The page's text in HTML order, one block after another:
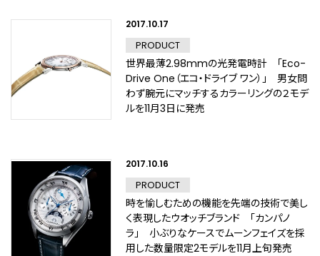
2017.10.17
PRODUCT
世界最薄2.98mmの光発電時計 「Eco-
Drive One（エコ・ドライブ ワン）」 男女問
わず腕元にマッチするカラーリングの２モデ
ルを11月3日に発売
2017.10.16
PRODUCT
時を愉しむための機能を先端の技術で美し
く表現したウオッチブランド 「カンパノ
ラ」 小ぶりなケースでムーンフェイズを採
用した数量限定2モデルを11月上旬発売